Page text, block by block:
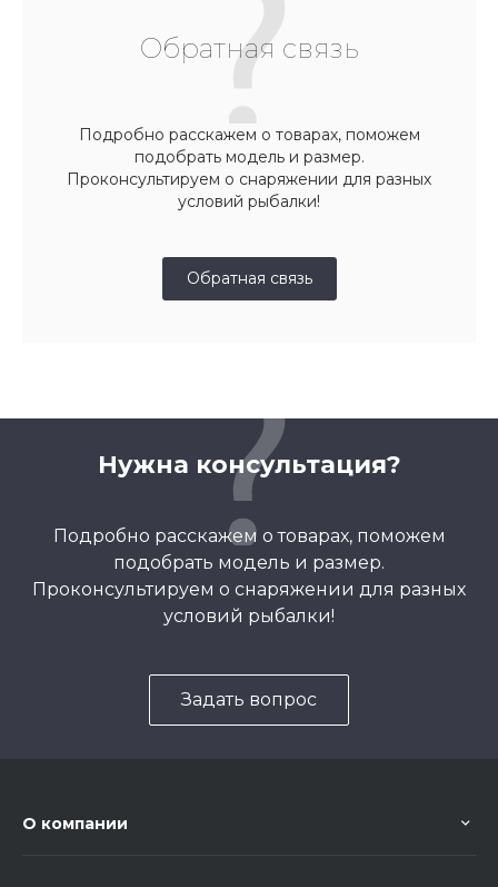
Обратная связь
Подробно расскажем о товарах, поможем
подобрать модель и размер.
Проконсультируем о снаряжении для разных
условий рыбалки!
Обратная связь
Нужна консультация?
Подробно расскажем о товарах, поможем
подобрать модель и размер.
Проконсультируем о снаряжении для разных
условий рыбалки!
Задать вопрос
О компании